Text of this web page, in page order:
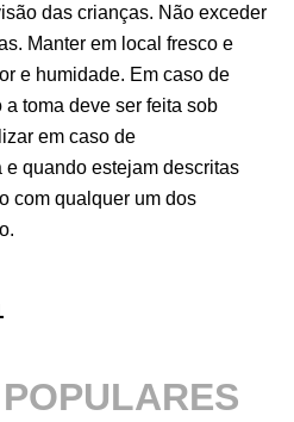
das crianças. Não exceder
Manter em local fresco e
e humidade. Em caso de
toma deve ser feita sob
em caso de
quando estejam descritas
com qualquer um dos
POPULARES
+ B6 P-5-P 90 Cápsulas
,
K2 90 Comprimidos Ostrovit
,
Potassium 20 Comprimidos
Ostrovit
,Vitaminas e Minerais